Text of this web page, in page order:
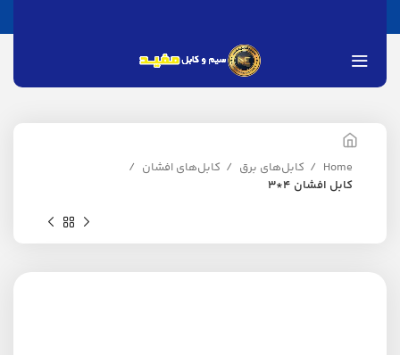
Home کابل‌های برق
کابل‌های افشان
کابل افشان 4*3